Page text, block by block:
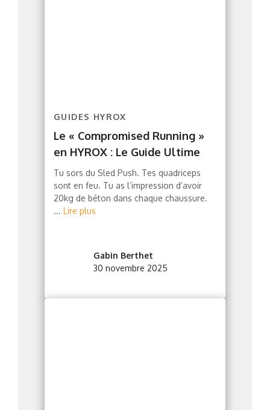
GUIDES HYROX
Le « Compromised Running »
en HYROX : Le Guide Ultime
Tu sors du Sled Push. Tes quadriceps
sont en feu. Tu as l’impression d’avoir
20kg de béton dans chaque chaussure.
... Lire plus
Gabin Berthet
30 novembre 2025